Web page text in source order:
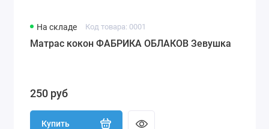
На складе Код товара: 0001
Матрас кокон ФАБРИКА ОБЛАКОВ Зевушка
250 руб
Купить